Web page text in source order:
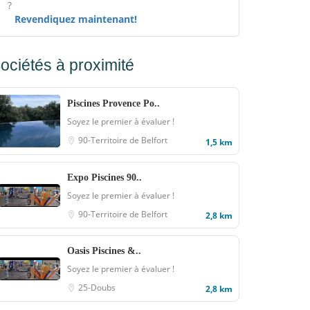
?
Revendiquez maintenant!
à proximité
Piscines Provence Po..
Soyez le premier à évaluer !
90-Territoire de Belfort
1,5 km
Expo Piscines 90..
Soyez le premier à évaluer !
90-Territoire de Belfort
2,8 km
Oasis Piscines &..
Soyez le premier à évaluer !
25-Doubs
2,8 km